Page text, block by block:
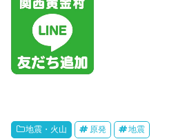
地震・火山 原発 地震